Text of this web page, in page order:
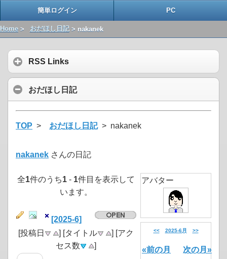
簡単ログイン PC
Home > おだほし日記> nakanek
RSS Links
おだほし日記
TOP > おだほし日記> nakanek
nakanek さんの日記
全1件のうち1 - 1件目を表示して
います。
[2025-6]
[投稿日
] [タイトル
] [アク
セス数
]
アバター
<< 2025-6月 >>
«前の月 次の月»